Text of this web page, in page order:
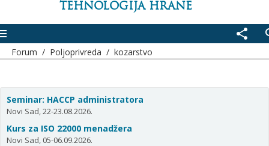
TEHNOLOGIJA HRANE
share
Forum / Poljoprivreda / kozarstvo
Seminar: HACCP administratora
Novi Sad, 22-23.08.2026.
Kurs za ISO 22000 menadžera
Novi Sad, 05-06.09.2026.